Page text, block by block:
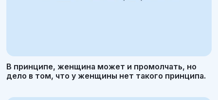
В принципе, женщина может и промолчать, но
дело в том, что у женщины нет такого принципа.